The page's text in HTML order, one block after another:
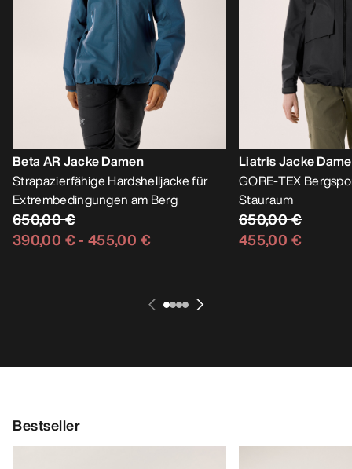
Beta AR Jacke Damen
Strapazierfähige Hardshelljacke für
Extrembedingungen am Berg
650,00 €
390,00 €- 455,00 €
Liatris Jacke
GORE-TEX
Stauraum
650,00 €
455,00 €
Bestseller